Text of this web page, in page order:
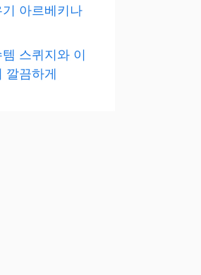
아르베키나
스퀴지와 이
깔끔하게